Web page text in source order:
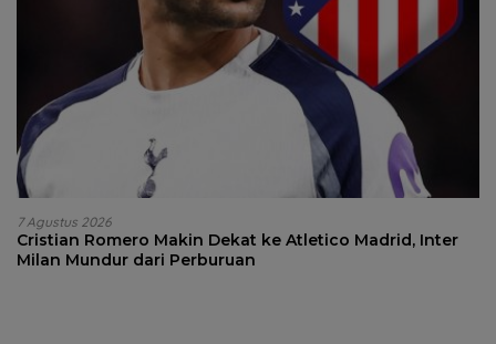
7 Agustus 2026
Cristian Romero Makin Dekat ke Atletico Madrid, Inter
Milan Mundur dari Perburuan